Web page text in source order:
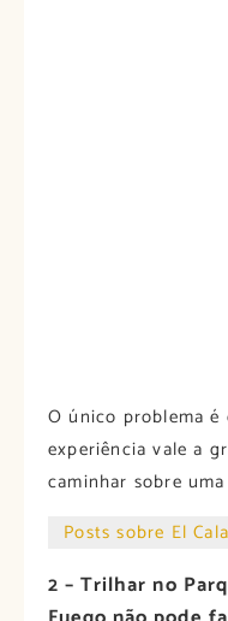
O único problema é
experiência vale a
caminhar sobre
Posts sobre El
2 – Trilhar no